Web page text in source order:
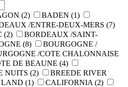
(2) BADEN (1)
/ENTRE-DEUX-MERS (7)
(2)
BORDEAUX /SAINT-
(8)
BOURGOGNE /
/COTE CHALONNAISE
DE BEAUNE (4)
NUITS (2)
BREEDE RIVER
(1) CALIFORNIA (2)